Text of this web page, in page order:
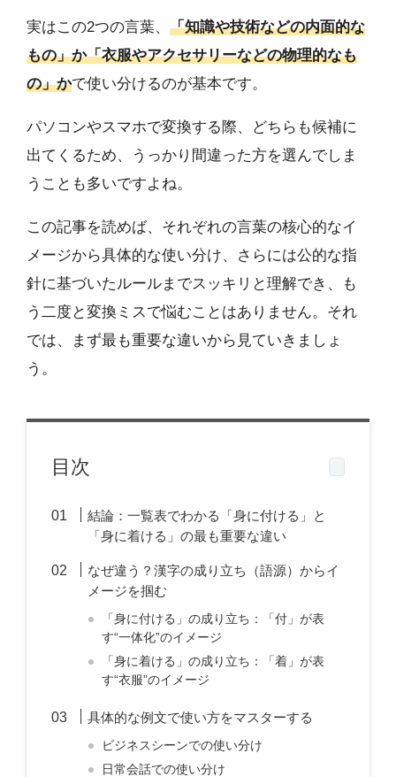
実はこの2つの言葉、 「知識や技術などの内面的な
もの」か「衣服やアクセサリーなどの物理的なも
の」かで使い分けるのが基本です。
パソコンやスマホで変換する際、どちらも候補に
出てくるため、うっかり間違った方を選んでしま
うことも多いですよね。
この記事を読めば、それぞれの言葉の核心的なイ
メージから具体的な使い分け、さらには公的な指
針に基づいたルールまでスッキリと理解でき、も
う二度と変換ミスで悩むことはありません。それ
では、まず最も重要な違いから見ていきましょ
う。
目次
結論：一覧表でわかる「身に付ける」と
「身に着ける」の最も重要な違い
なぜ違う？漢字の成り立ち（語源）からイ
メージを掴む
「身に付ける」の成り立ち：「付」が表
す“一体化”のイメージ
「身に着ける」の成り立ち：「着」が表
す“衣服”のイメージ
具体的な例文で使い方をマスターする
ビジネスシーンでの使い分け
日常会話での使い分け